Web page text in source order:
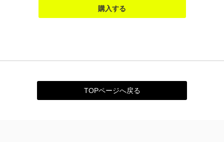
購入する
TOPページへ戻る